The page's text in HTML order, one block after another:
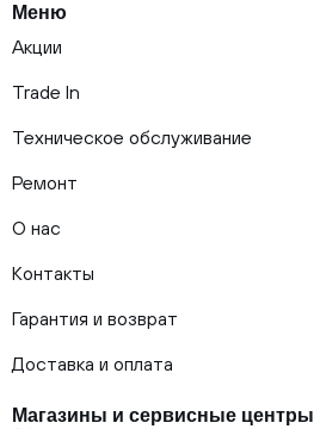
Меню
Акции
Trade In
Техническое обслуживание
Ремонт
О нас
Контакты
Гарантия и возврат
Доставка и оплата
Магазины и сервисные центры